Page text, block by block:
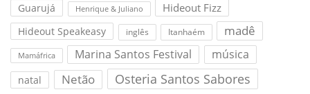
Guarujá Henrique & Juliano Hideout Fizz
Hideout Speakeasy inglês Itanhaém madê
Mamáfrica Marina Santos Festival música
natal Netão Osteria Santos Sabores